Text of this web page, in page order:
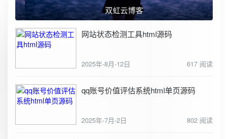
双虹云博客
网站状态检测工具html源码
2025年-8月-12日 617 阅读
qq账号价值评估系统html单页源码
2025年-7月-2日 802 阅读